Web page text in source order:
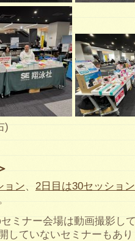
)
ョン、 2日目は30セッショ
ミナー会場は動画撮影し
していないセミナーもあ